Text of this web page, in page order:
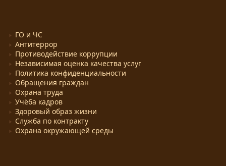
ГО и ЧС
Антитеррор
Противодействие коррупции
Независимая оценка качества услуг
Политика конфиденциальности
Обращения граждан
Охрана труда
Учёба кадров
Здоровый образ жизни
Служба по контракту
Охрана окружающей среды